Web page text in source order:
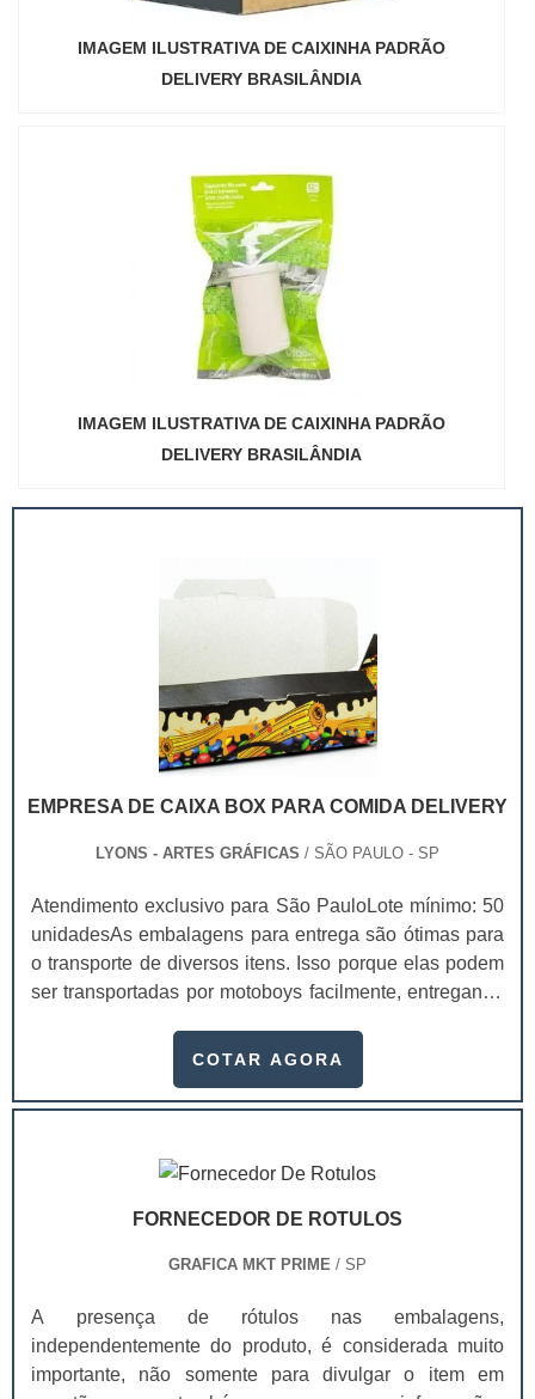
IMAGEM ILUSTRATIVA DE CAIXINHA PADRÃO
DELIVERY BRASILÂNDIA
IMAGEM ILUSTRATIVA DE CAIXINHA PADRÃO
DELIVERY BRASILÂNDIA
EMPRESA DE CAIXA BOX PARA COMIDA DELIVERY
LYONS - ARTES GRÁFICAS / SÃO PAULO - SP
Atendimento exclusivo para São PauloLote mínimo: 50
unidadesAs embalagens para entrega são ótimas para
o transporte de diversos itens. Isso porque elas podem
ser transportadas por motoboys facilmente, entregando
empresa de caixa box para comida delivery, faça uma
atendimento e qualidade.Essas embalagens são
farmacêuticos, entre outros. Com a aquisição dessas
pois o consumidor comprará algo que aparenta ter mais
possibilidade de divulgar a sua empresa, mostrando
site, telefone, entre outros contatos na embalagem.
Além disso, elas são produzidas seguindo as
recomendações do cliente.As caixas box
COTAR AGORA
FORNECEDOR DE ROTULOS
GRAFICA MKT PRIME / SP
A presença de rótulos nas embalagens,
independentemente do produto, é considerada muito
importante, não somente para divulgar o item em